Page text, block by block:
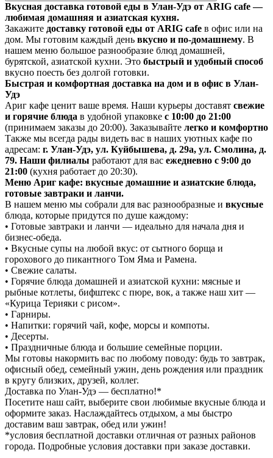
Вкусная доставка готовой еды в Улан-Удэ от ARIG cafe —
любимая домашняя и азиатская кухня.
Закажите доставку готовой еды от ARIG cafe в офис или на
дом. Мы готовим каждый день вкусно и по-домашнему. В
нашем меню большое разнообразие блюд домашней,
бурятской, азиатской кухни. Это быстрый и удобный способ
вкусно поесть без долгой готовки.
Быстрая и комфортная доставка на дом и в офис в Улан-
Удэ
Ариг кафе ценит ваше время. Наши курьеры доставят свежие
и горячие блюда в удобной упаковке с 10:00 до 21:00
(принимаем заказы до 20:00). Заказывайте легко и комфортно
Также мы всегда рады видеть вас в наших уютных кафе по
адресам: г. Улан-Удэ, ул. Куйбышева, д. 29а, ул. Смолина, д.
79. Наши филиалы работают для вас ежедневно с 9:00 до
21:00 (кухня работает до 20:30).
Меню Ариг кафе: вкусные домашние и азиатские блюда,
готовые завтраки и ланчи.
В нашем меню мы собрали для вас разнообразные и вкусные
блюда, которые придутся по душе каждому:
• Готовые завтраки и ланчи — идеально для начала дня и
бизнес-обеда.
• Вкусные супы на любой вкус: от сытного борща и
горохового до пикантного Том Яма и Рамена.
• Свежие салаты.
• Горячие блюда домашней и азиатской кухни: мясные и
рыбные котлеты, бифштекс с пюре, вок, а также наш хит —
«Курица Терияки с рисом».
• Гарниры.
• Напитки: горячий чай, кофе, морсы и компоты.
• Десерты.
• Праздничные блюда и большие семейные порции.
Мы готовы накормить вас по любому поводу: будь то завтрак,
офисный обед, семейный ужин, день рождения или праздник
в кругу близких, друзей, коллег.
Доставка по Улан-Удэ — бесплатно!*
Посетите наш сайт, выберите свои любимые вкусные блюда и
оформите заказ. Наслаждайтесь отдыхом, а мы быстро
доставим ваш завтрак, обед или ужин!
*условия бесплатной доставки отличная от разных районов
города. Подробные условия доставки при заказе доставки.